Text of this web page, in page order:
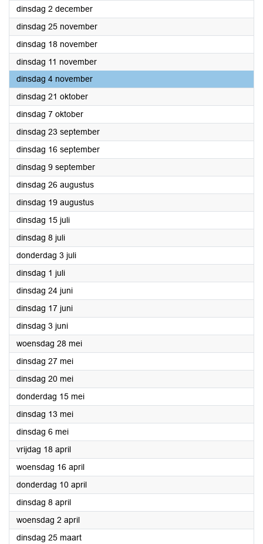
dinsdag 2 december2025
dinsdag 25 november2025
dinsdag 18 november2025
dinsdag 11 november2025
dinsdag 4 november2025
dinsdag 21 oktober2025
dinsdag 7 oktober2025
dinsdag 23 september2025
dinsdag 16 september2025
dinsdag 9 september2025
dinsdag 26 augustus2025
dinsdag 19 augustus2025
dinsdag 15 juli2025
dinsdag 8 juli2025
donderdag 3 juli2025
dinsdag 1 juli2025
dinsdag 24 juni2025
dinsdag 17 juni2025
dinsdag 3 juni2025
woensdag 28 mei2025
dinsdag 27 mei2025
dinsdag 20 mei2025
donderdag 15 mei2025
dinsdag 13 mei2025
dinsdag 6 mei2025
vrijdag 18 april2025
woensdag 16 april2025
donderdag 10 april2025
dinsdag 8 april2025
woensdag 2 april2025
dinsdag 25 maart2025